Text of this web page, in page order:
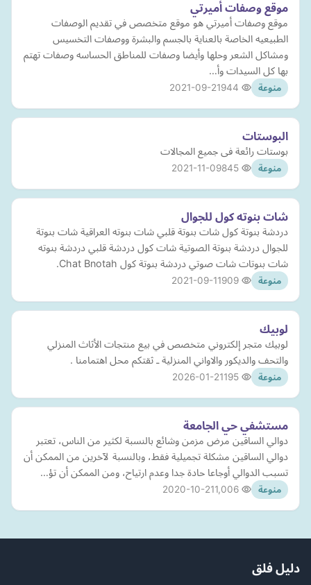
موقع وصفات أميرتي
موقع وصفات أميرتي هو موقع متخصص في تقديم الوصفات
الطبيعيه الخاصة بالعناية بالجسم والبشرة ووصفات التخسيس
ومشاكل الشعر وحلها وأيضا وصفات للمناطق الحساسه وصفات تهتم
بها كل السيدات وأ…
منوعة 2021-09-21
البوستات
بوستات رائعة فى جميع المجالات
منوعة 2021-11-09
شات بنوته كول للجوال
دردشة بنوتة كول شات بنوتة قلبي شات بنوته العراقية شات بنوتة
للجوال دردشة بنوتة الصوتية شات كول دردشة قلبي دردشة بنوته
شات بنوتات شات صوتي دردشة بنوتة كول Chat Bnotah.
منوعة 2021-09-11
لوبيك
لوبيك متجر إلكتروني متخصص في بيع منتجات الأثاث المنزلي
والتحف والديكور والاواني المنزلية ـ ثقتكم محل اهتمامنا .
منوعة 2026-01-21
مستشفي حي الجامعة
دوالي الساقين مرض مزمن وشائع بالنسبة لكثير من الناس، تعتبر
دوالي الساقين مشكلة تجميلية فقط، وبالنسبة لآخرين من الممكن أن
تسبب الدوالي أوجاعا حادة جدا وعدم ارتياح، ومن الممكن أن تؤ…
منوعة 2020-10-21
دليل فلق